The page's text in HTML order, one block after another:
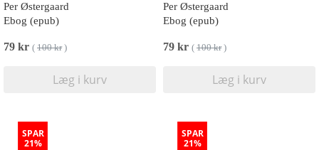
Per Østergaard
Ebog (epub)
79 kr ( 100 kr)
Læg i kurv
Per Østergaard
Ebog (epub)
79 kr ( 100 kr)
Læg i kurv
SPAR
21%
SPAR
21%